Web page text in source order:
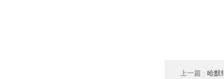
上一篇 : 哈默